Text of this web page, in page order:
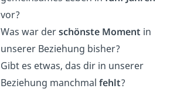
vor?
Was war derschönste Moment in
unserer Beziehung bisher?
Gibt es etwas, das dir in unserer
Beziehung manchmal fehlt?